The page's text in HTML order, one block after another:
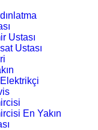
Ustası
Ustası
En Yakın